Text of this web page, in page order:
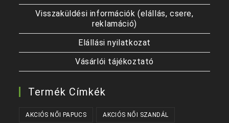
Visszaküldési információk (elállás, csere,
reklamáció)
Elállási nyilatkozat
Vásárlói tájékoztató
Termék Címkék
AKCIÓS NŐI PAPUCS AKCIÓS NŐI SZANDÁL